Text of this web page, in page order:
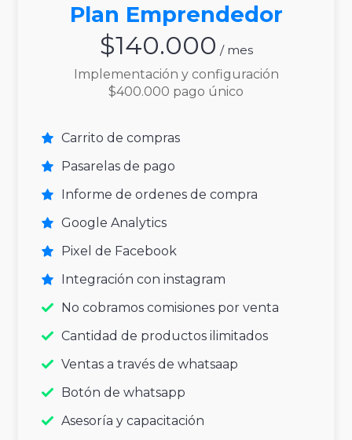
Plan Emprendedor
$140.000 / mes
Implementación y configuración
$400.000 pago único
Carrito de compras
Pasarelas de pago
Informe de ordenes de compra
Google Analytics
Pixel de Facebook
Integración con instagram
No cobramos comisiones por venta
Cantidad de productos ilimitados
Ventas a través de whatsaap
Botón de whatsapp
Asesoría y capacitación